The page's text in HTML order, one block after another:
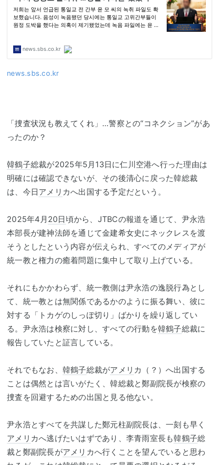
news.sbs.co.kr
「捜査状況も教えてくれ」…警察との“コネクション”があ
ったのか？
韓鶴子総裁が2025年5月13日に仁川空港へ行った理由は
明確には確認できないが、その後清心に戻った韓総裁
は、今日アメリ カへ出国する予定だという。
2025年4月 20日頃から、JTBCの報道を通じて、尹永浩
本部長が建神法師を通じて金建希女史にネックレスを渡
そうとしたという内容が伝えられ、すべてのメディアが
統一教と権力の癒着問題に集中して取り上げている。
それにもかかわらず、統一教側は尹永浩の逸脱行為とし
て、統一教とは無関係であるかのように振る舞い、彼に
対する「トカゲのしっぽ切り」ばかりを繰り返してい
る。尹永浩は検察に対し、すべての行動を韓鶴子総裁に
報告していたと証言している。
それでもなお、 韓鶴子総裁がアメリ カ（？）へ出国する
ことは偶然とは言いがたく、韓総裁と鄭副院長が検察の
捜査を回避するための出国と見る他ない。
尹永浩とすべてを共謀した鄭元柱副院長は、一刻も早く
アメリ カへ逃げたいはずであり、李青雨室長も韓鶴子総
裁と鄭副院長がアメリ カへ行くことを望んでいると思わ